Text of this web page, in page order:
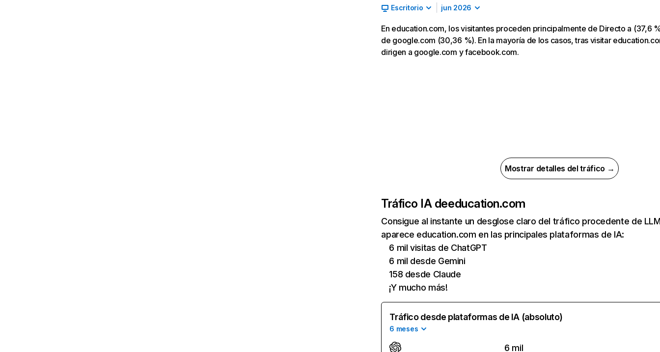
Escritorio jun 2026
En education.com, los visitantes proceden principalmente de Directo a (37,6
de google.com (30,36 %). En la mayoría de los casos, tras visitar
dirigen a google.com y facebook.com.
Mostrar detalles del tráfico →
Tráfico IA deeducation.com
Consigue al instante un desglose claro del tráfico procedente de
aparece education.com en las principales plataformas de IA:
6 mil visitas de ChatGPT
6 mil desde Gemini
158 desde Claude
¡Y mucho más!
Tráfico desde plataformas de IA (absoluto)
6 meses
6 mil